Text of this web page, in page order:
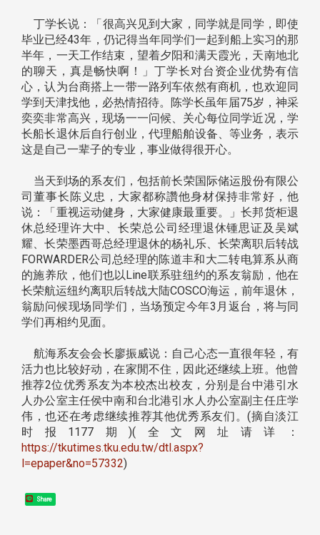
丁学长说：「很高兴见到大家，同学就是同学，即使
毕业已经43年，仍记得当年同学们一起到船上实习的那
半年，一天工作结束，望着夕阳和满天霞光，天南地北
的聊天，真是畅快啊！」丁学长对台资企业优势有信
心，认为台商搭上一带一路列车依然有商机，也欢迎同
学到天津找他，必热情招待。陈学长虽年届75岁，神采
奕奕非常高兴，现场一一问候、关心每位同学近况，学
长船长退休后自行创业，代理船舶设备、等业务，表示
这是自己一辈子的专业，事业做得很开心。
当天到场的系友们，包括前长荣国际储运股份有限公
司董事长陈义忠，大家都称讚他身材保持非常好，他
说：「重视运动健身，大家健康最重要。」长邦货柜退
休总经理许大中、长荣总公司经理退休锺思证及吴斌
耀、长荣墨西哥总经理退休的杨礼乐、长荣离职后转战
FORWARDER公司总经理的陈道丰和大二转电算系从商
的施养欣，他们也以Line联系驻纽约的系友翁励，他在
长荣航运纽约离职后转战大陆COSCO海运，前年退休，
翁励问候现场同学们，当场预定今年3月返台，将与同
学们再相约见面。
航海系友会会长廖振威说：自己心态一直很年轻，有
活力也比较好动，在家閒不住，因此还继续上班。他曾
推荐2位优秀系友为本校杰出校友，分别是台中港引水
人办公室主任侯中南和台北港引水人办公室副主任庄学
伟，也还在考虑继续推荐其他优秀系友们。(摘自淡江
时报1177期)(全文网址请详：
https://tkutimes.tku.edu.tw/dtl.aspx?
l=epaper&no=57332)
Share